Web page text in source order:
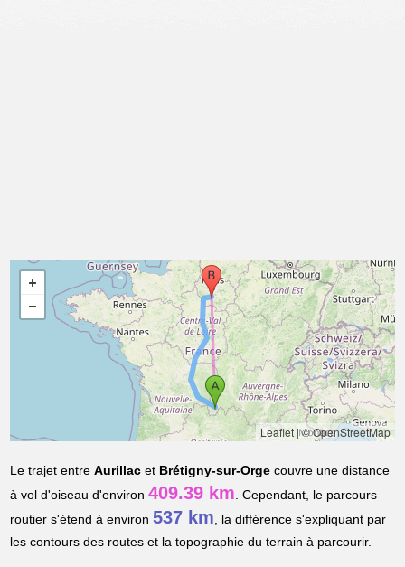
Leaflet|© OpenStreetMap
Le trajet entreAurillac et Brétigny-sur-Orge couvre une distance
à vol d'oiseau d'environ409.39 km. Cependant, le parcours
routier s'étend à environ537 km, la différence s'expliquant par
les contours des routes et la topographie du terrain à parcourir.